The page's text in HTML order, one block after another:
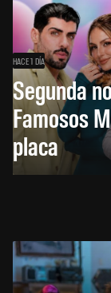
HACE 1 DÍA
Segunda
Famosos
placa